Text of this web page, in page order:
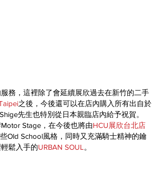
務，這裡除了會延續展欣過去在新竹的二手
之後，今後還可以在店內購入所有出自於
先生也特別從日本親臨店內給予祝賀。
Stage，在今後也將由HCU展欣台北店
Old School風格，同時又充滿騎士精神的鑰
鬆入手的URBAN SOUL。